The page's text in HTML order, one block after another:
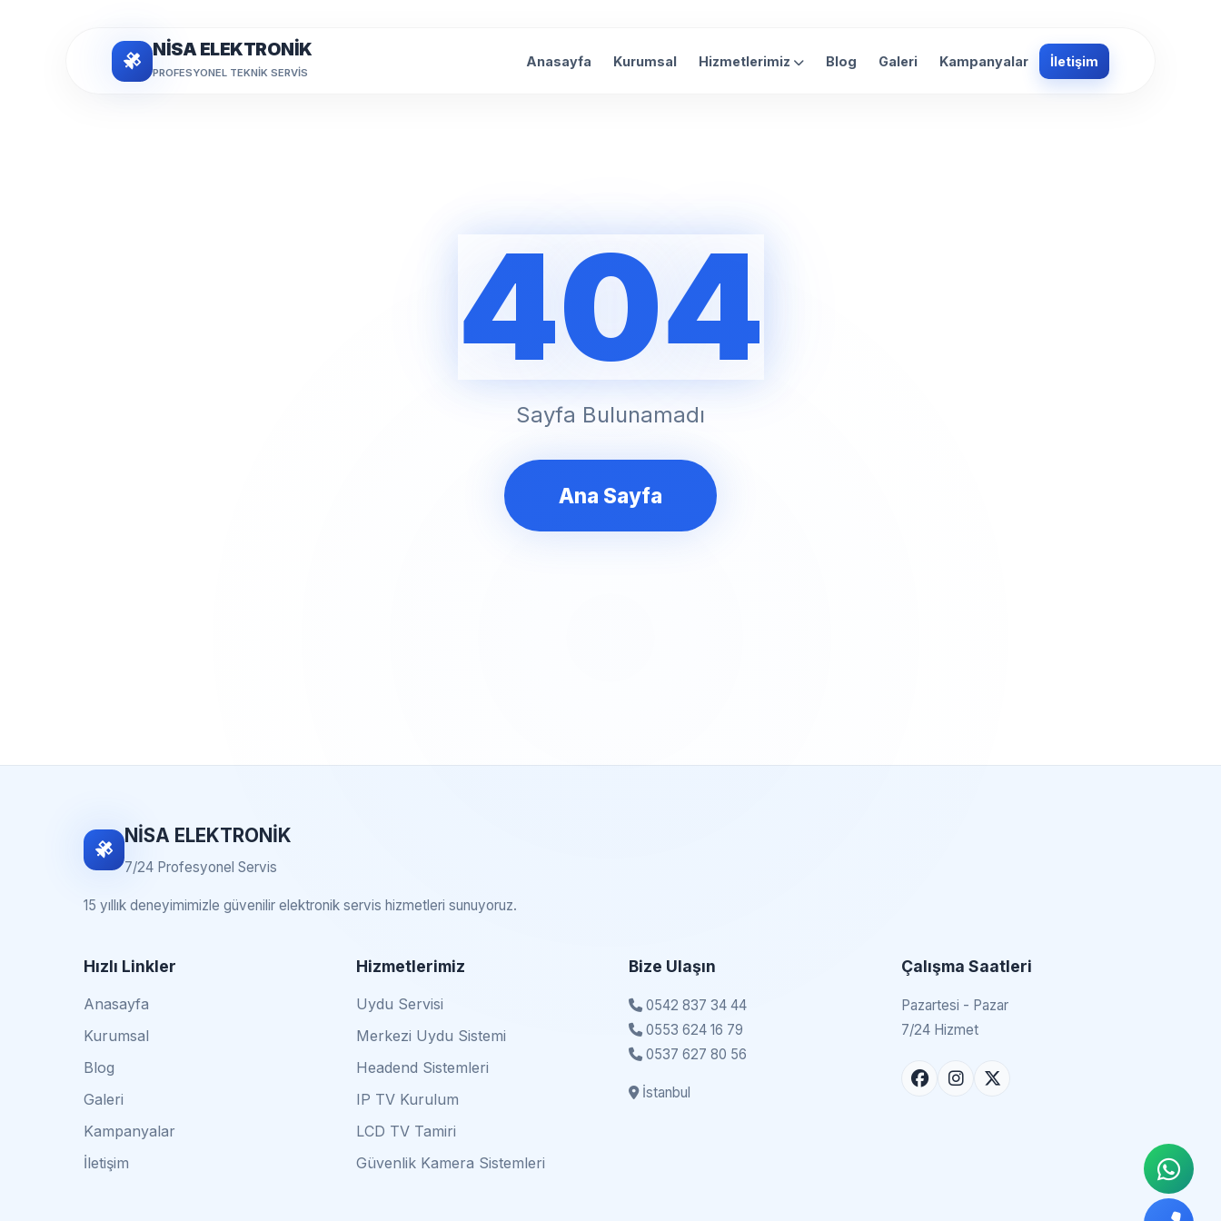
NİSA ELEKTRONİK
PROFESYONEL TEKNIK SERVIS
Anasayfa Kurumsal Hizmetlerimiz Blog Galeri Kampanyalar İletişim
404
Sayfa Bulunamadı
Ana Sayfa
NİSA ELEKTRONİK
7/24 Profesyonel Servis
15 yıllık deneyimimizle güvenilir elektronik servis hizmetleri sunuyoruz.
Hızlı Linkler
Anasayfa
Kurumsal
Blog
Galeri
Kampanyalar
İletişim
Hizmetlerimiz
Uydu Servisi
Merkezi Uydu Sistemi
Headend Sistemleri
IP TV Kurulum
LCD TV Tamiri
Güvenlik Kamera Sistemleri
Bize Ulaşın
0542 837 34 44
0553 624 16 79
0537 627 80 56
İstanbul
Çalışma Saatleri
Pazartesi - Pazar
7/24 Hizmet